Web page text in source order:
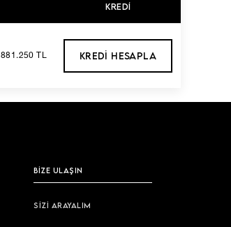
KREDI
881.250 TL KREDI HESAPLA
BİZE ULAŞIN
SİZİ ARAYALIM